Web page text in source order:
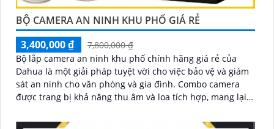
BỘ CAMERA AN NINH KHU PHỐ GIÁ RẺ
3,400,000 ₫
7,800,000 ₫
Bộ lắp camera an ninh khu phố chính hãng giá rẻ của
Dahua là một giải pháp tuyệt vời cho việc bảo vệ và giám
sát an ninh cho văn phòng và gia đình. Combo camera
được trang bị khả năng thu âm và loa tích hợp, mang lại
tương tác